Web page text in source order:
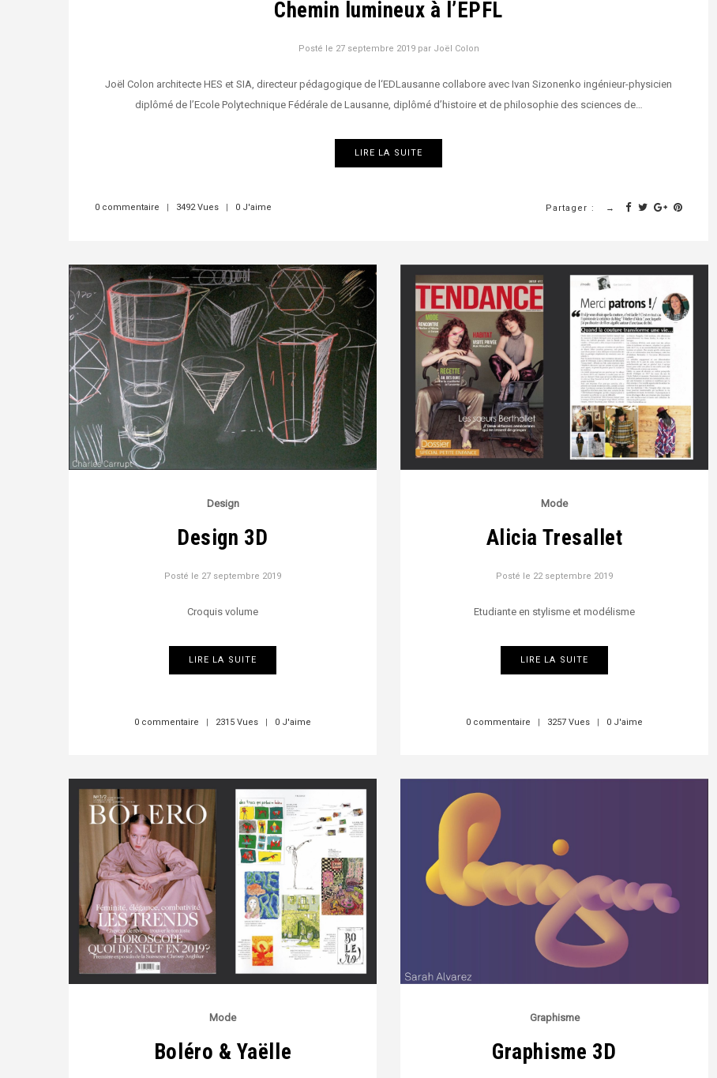
Chemin lumineux à l’EPFL
Posté le 27 septembre 2019 par Joël Colon
Joël Colon architecte HES et SIA, directeur pédagogique de l‘EDLausanne collabore avec Ivan Sizonenko ingénieur-physicien
diplômé de l’Ecole Polytechnique Fédérale de Lausanne, diplômé d’histoire et de philosophie des sciences de…
LIRE LA SUITE
0 commentaire | 3492 Vues | 0 J'aime Partager :
Design
Design 3D
Posté le 27 septembre 2019
Croquis volume
LIRE LA SUITE
0 commentaire | 2315 Vues | 0 J'aime
Mode
Boléro & Yaëlle
Mode
Alicia Tresallet
Posté le 22 septembre 2019
Etudiante en stylisme et modélisme
LIRE LA SUITE
0 commentaire | 3257 Vues | 0 J'aime
Graphisme
Graphisme 3D